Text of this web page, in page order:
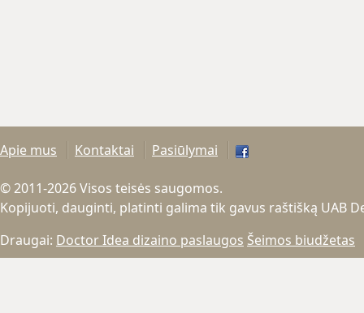
Apie mus Kontaktai Pasiūlymai
© 2011-2026 Visos teisės saugomos.
Kopijuoti, dauginti, platinti galima tik gavus raštišką UAB
Draugai: Doctor Idea dizaino paslaugos Šeimos biudžetas